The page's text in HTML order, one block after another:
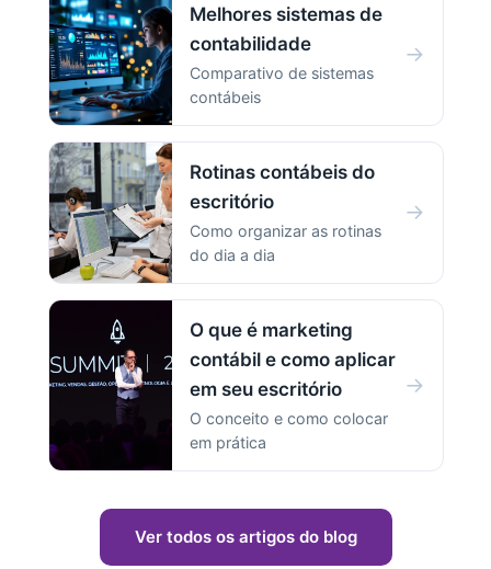
Melhores sistemas de
contabilidade
Comparativo de sistemas
contábeis
→
Rotinas contábeis do
escritório
Como organizar as rotinas
do dia a dia
→
O que é marketing
contábil e como aplicar
em seu escritório
O conceito e como colocar
em prática
→
Ver todos os artigos do blog